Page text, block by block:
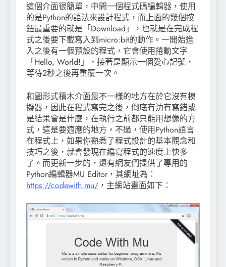
這個介面很簡單，中間一個程式碼編輯器，使用
的是Python的語法來設計程式，而上面的幾個按
鈕最重要的就是「Download」，也就是在完成程
式之後要下載寫入到micro:bit的動作。一開始進
入之後有一個預設的程式，它會使用捲動文字
「Hello, World!」，接著是顯示一個愛心記號，
等待2秒之後再重覆一次。
和圖形式積木介面最不一樣的地方在於它沒有模
擬器，因此在程式寫完之後，倒底有氻有寫錯或
是結果會是什麼，在執行之前都只能用想像的方
式，這是要適應的地方，不過，使用Python語言
在程式上，如果你熟悉了程式設計的基本觀念和
技巧之後，就會發現在編寫程式的速度上快多
了。而更新一步的，還有網友們提供了專用的
Python編輯器MU Editor，其網址為：
https://codewith.mu/ ，主網站畫面如下：